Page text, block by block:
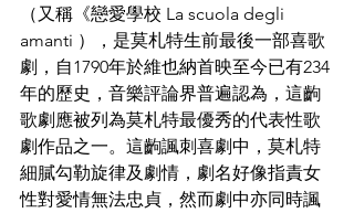
（又稱《戀愛學校 La scuola degli
amanti ），是莫札特生前最後一部喜歌
劇，自1790年於維也納首映至今已有234
年的歷史，音樂評論界普遍認為，這齣
歌劇應被列為莫札特最優秀的代表性歌
劇作品之一。這齣諷刺喜劇中，莫札特
細膩勾勒旋律及劇情，劇名好像指責女
性對愛情無法忠貞，然而劇中亦同時諷